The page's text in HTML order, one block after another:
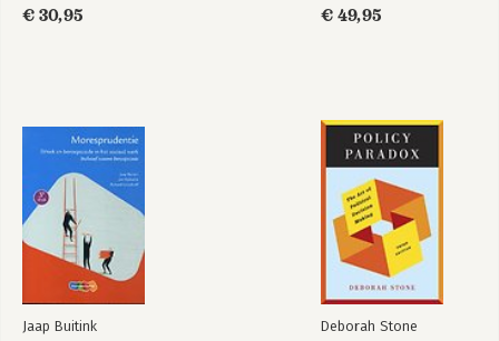
€ 30,95
€ 49,95
Jaap Buitink Deborah Stone